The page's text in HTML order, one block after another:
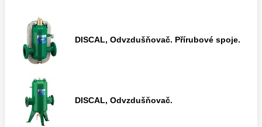
DISCAL, Odvzdušňovač. Přírubové spoje.
DISCAL, Odvzdušňovač.